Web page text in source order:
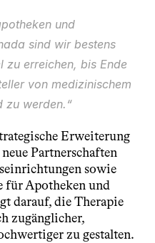
und
sind wir bestens
zu erreichen, bis Ende
von medizinischem
zu werden.“
Erweiterung
Partnerschaften
sowie
für Apotheken und
darauf, die Therapie
zugänglicher,
zu gestalten.